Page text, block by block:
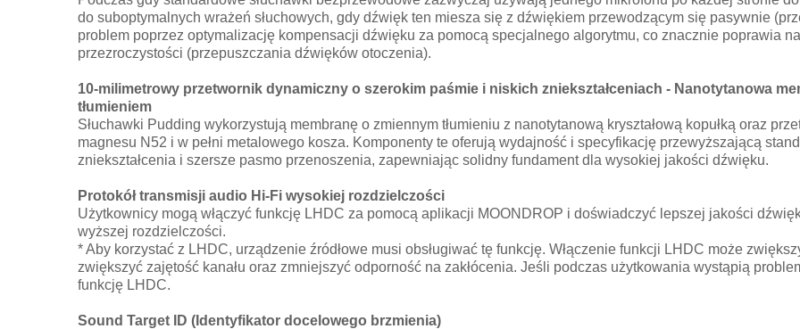
do suboptymalnych wrażeń słuchowych, gdy dźwięk ten miesza się z dźwiękiem przewodzącym się pasywnie
problem poprzez optymalizację kompensacji dźwięku za pomocą specjalnego algorytmu, co znacznie poprawia
przezroczystości (przepuszczania dźwięków otoczenia).
10-milimetrowy przetwornik dynamiczny o szerokim paśmie i niskich zniekształceniach - Nanotytanowa
tłumieniem
Słuchawki Pudding wykorzystują membranę o zmiennym tłumieniu z nanotytanową kryształową kopułką oraz
magnesu N52 i w pełni metalowego kosza. Komponenty te oferują wydajność i specyfikację przewyższającą
zniekształcenia i szersze pasmo przenoszenia, zapewniając solidny fundament dla wysokiej jakości dźwięku.
Protokół transmisji audio Hi-Fi wysokiej rozdzielczości
Użytkownicy mogą włączyć funkcję LHDC za pomocą aplikacji MOONDROP i doświadczyć lepszej jakości
wyższej rozdzielczości.
* Aby korzystać z LHDC, urządzenie źródłowe musi obsługiwać tę funkcję. Włączenie funkcji LHDC może
zwiększyć zajętość kanału oraz zmniejszyć odporność na zakłócenia. Jeśli podczas użytkowania wystąpią
funkcję LHDC.
Sound Target ID (Identyfikator docelowego brzmienia)